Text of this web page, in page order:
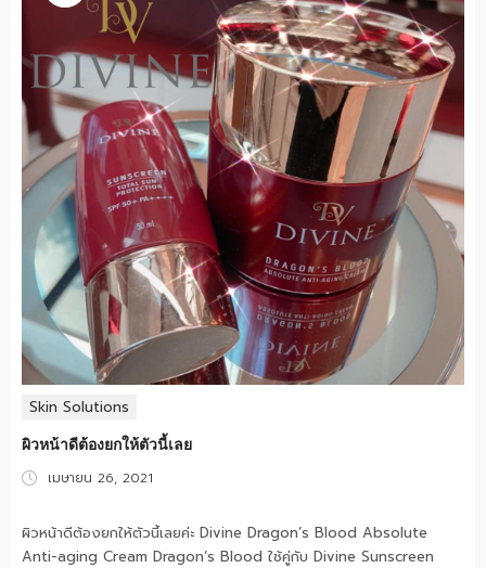
Skin Solutions
ผิวหน้าดีต้องยกให้ตัวนี้เลย
Posted
เมษายน 26, 2021
ผิวหน้าดีต้องยกให้ตัวนี้เลยค่ะ Divine Dragon’s Blood Absolute
Anti-aging Cream Dragon’s Blood ใช้คู่กับ Divine Sunscreen